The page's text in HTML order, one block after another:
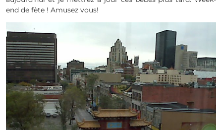
end de fète ! Amusez vous!